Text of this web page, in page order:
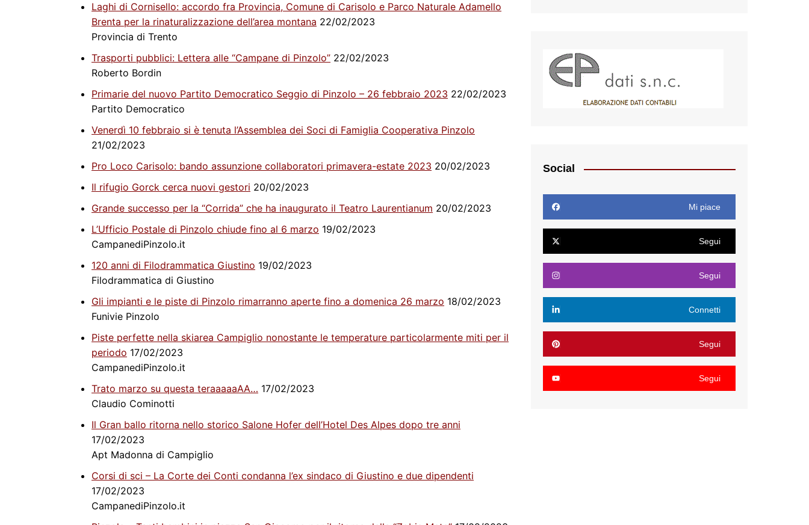
Laghi di Cornisello: accordo fra Provincia, Comune di Carisolo e Parco Naturale Adamello
Brenta per la rinaturalizzazione dell’area montana 22/02/2023
Provincia di Trento
Trasporti pubblici: Lettera alle “Campane di Pinzolo” 22/02/2023
Roberto Bordin
Primarie del nuovo Partito Democratico Seggio di Pinzolo – 26 febbraio 2023 22/02/2023
Partito Democratico
Venerdì 10 febbraio si è tenuta l’Assemblea dei Soci di Famiglia Cooperativa Pinzolo
21/02/2023
Pro Loco Carisolo: bando assunzione collaboratori primavera-estate 2023 20/02/2023
Il rifugio Gorck cerca nuovi gestori 20/02/2023
Grande successo per la “Corrida” che ha inaugurato il Teatro Laurentianum 20/02/2023
L’Ufficio Postale di Pinzolo chiude fino al 6 marzo 19/02/2023
CampanediPinzolo.it
120 anni di Filodrammatica Giustino 19/02/2023
Filodrammatica di Giustino
Gli impianti e le piste di Pinzolo rimarranno aperte fino a domenica 26 marzo 18/02/2023
Funivie Pinzolo
Piste perfette nella skiarea Campiglio nonostante le temperature particolarmente miti per il
periodo 17/02/2023
CampanediPinzolo.it
Trato marzo su questa teraaaaaAA… 17/02/2023
Claudio Cominotti
Il Gran ballo ritorna nello storico Salone Hofer dell’Hotel Des Alpes dopo tre anni
17/02/2023
Apt Madonna di Campiglio
Corsi di sci – La Corte dei Conti condanna l’ex sindaco di Giustino e due dipendenti
17/02/2023
CampanediPinzolo.it
Social
Mi piace
Segui
Segui
Connetti
Segui
Segui